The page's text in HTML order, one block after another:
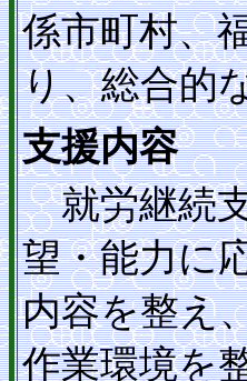
係市町村、
り、総合的
支援内容
就労継続支
望・能力に
内容を整え
作業環境を